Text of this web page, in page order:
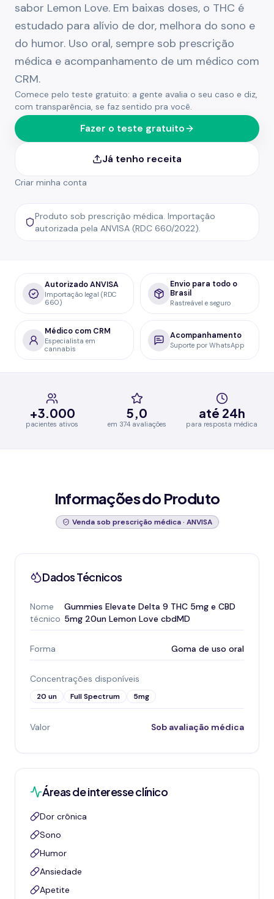
sabor Lemon Love. Em baixas doses, o THC é
estudado para alívio de dor, melhora do sono e
do humor. Uso oral, sempre sob prescrição
médica e acompanhamento de um médico com
CRM.
Comece pelo teste gratuito: a gente avalia o seu caso e diz,
com transparência, se faz sentido pra você.
Fazer o teste gratuito
Já tenho receita
Criar minha conta
Produto sob prescrição médica. Importação
autorizada pela ANVISA (RDC 660/2022).
Autorizado ANVISA
Importação legal (RDC
660)
Envio para todo o
Brasil
Rastreável e seguro
Médico com CRM
Especialista em
cannabis
Acompanhamento
Suporte por WhatsApp
+3.000
pacientes ativos
5,0
em 374 avaliações
até 24h
para resposta médica
Informações do Produto
Venda sob prescrição médica · ANVISA
Dados Técnicos
Nome
técnico
Gummies Elevate Delta 9 THC 5mg e CBD
5mg 20un Lemon Love cbdMD
Forma Goma de uso oral
Concentrações disponíveis
20 un Full Spectrum 5mg
Valor Sob avaliação médica
Áreas de interesse clínico
Dor crônica
Sono
Humor
Ansiedade
Apetite